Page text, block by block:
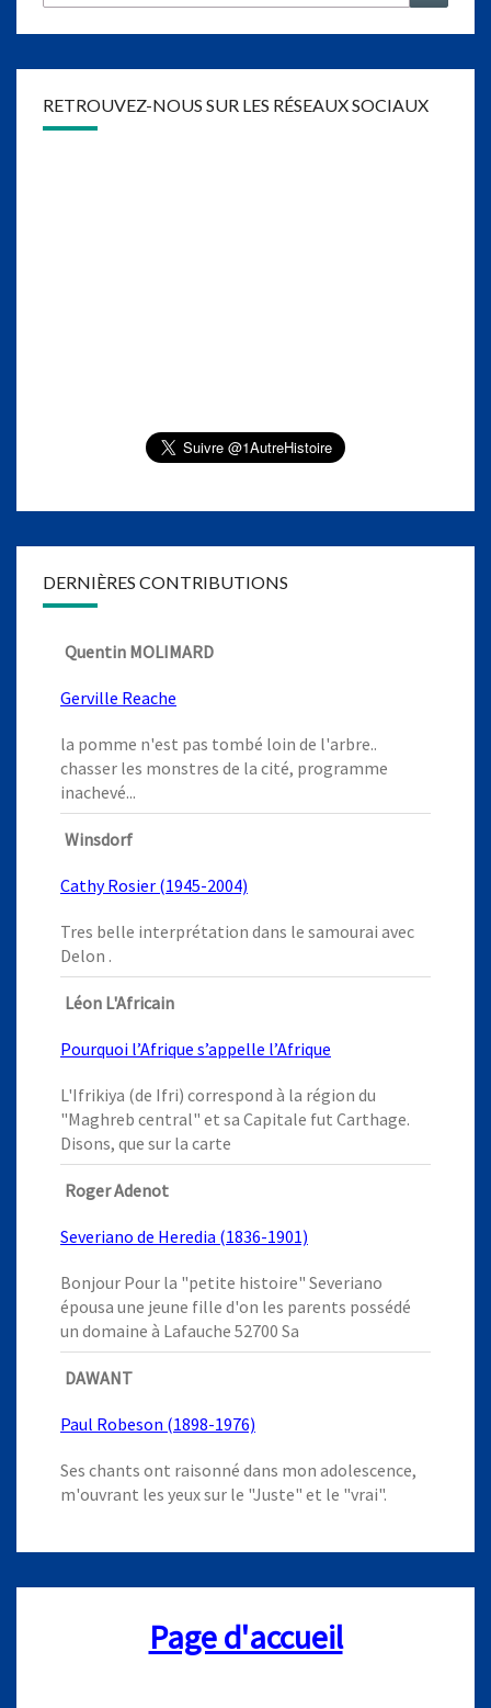
RETROUVEZ-NOUS SUR LES RÉSEAUX SOCIAUX
DERNIÈRES CONTRIBUTIONS
Quentin MOLIMARD
Gerville Reache
la pomme n'est pas tombé loin de l'arbre..
chasser les monstres de la cité, programme
inachevé...
Winsdorf
Cathy Rosier (1945-2004)
Tres belle interprétation dans le samourai avec
Delon .
Léon L'Africain
Pourquoi l’Afrique s’appelle l’Afrique
L'Ifrikiya (de Ifri) correspond à la région du
"Maghreb central" et sa Capitale fut Carthage.
Disons, que sur la carte
Roger Adenot
Severiano de Heredia (1836-1901)
Bonjour Pour la "petite histoire" Severiano
épousa une jeune fille d'on les parents possédé
un domaine à Lafauche 52700 Sa
DAWANT
Paul Robeson (1898-1976)
Ses chants ont raisonné dans mon adolescence,
m'ouvrant les yeux sur le "Juste" et le "vrai".
Page d'accueil